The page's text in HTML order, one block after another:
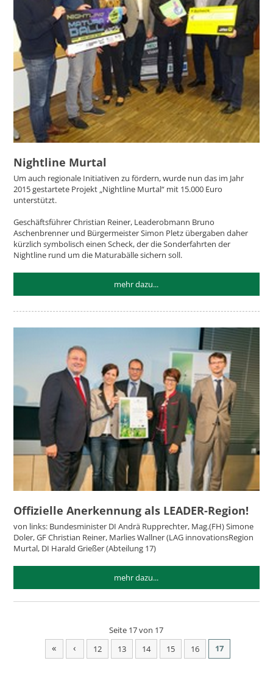
Nightline Murtal
Um auch regionale Initiativen zu fördern, wurde nun das im Jahr
2015 gestartete Projekt „Nightline Murtal“ mit 15.000 Euro
unterstützt.
Geschäftsführer Christian Reiner, Leaderobmann Bruno
Aschenbrenner und Bürgermeister Simon Pletz übergaben daher
kürzlich symbolisch einen Scheck, der die Sonderfahrten der
Nightline rund um die Maturabälle sichern soll.
mehr dazu...
Offizielle Anerkennung als LEADER-Region!
von links: Bundesminister DI Andrä Rupprechter, Mag.(FH) Simone
Doler, GF Christian Reiner, Marlies Wallner (LAG innovationsRegion
Murtal, DI Harald Grießer (Abteilung 17)
mehr dazu...
Seite 17 von 17
« ‹ 12 13 14 15 16 17